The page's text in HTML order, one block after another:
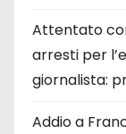
Attentato
arresti per
giornalista:
Addio a